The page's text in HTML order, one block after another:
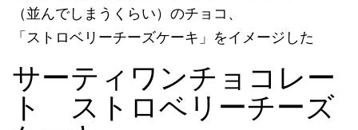
（並んでしまうくらい）のチョコ、
「ストロベリーチーズケーキ」をイメージした
サーティワンチョコレー
ト ストロベリーチーズ